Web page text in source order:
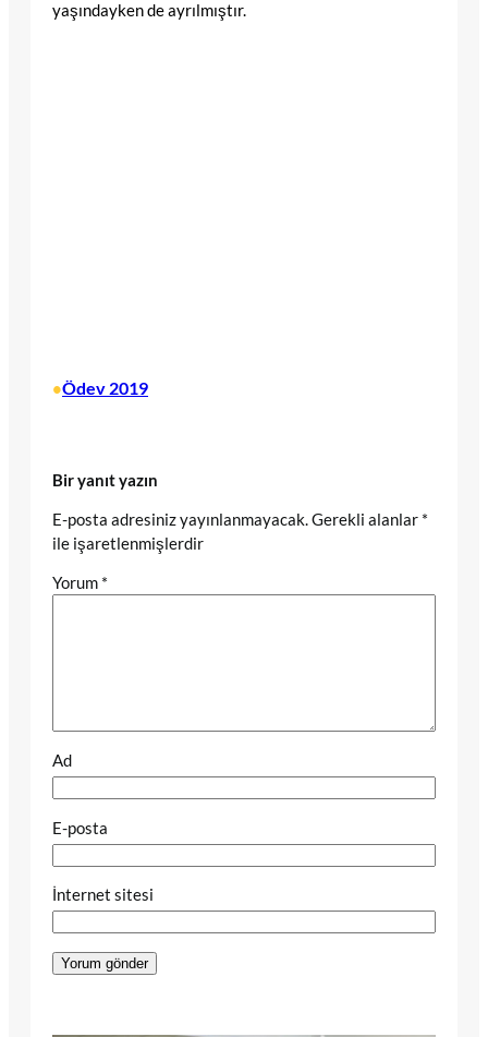
yaşındayken de ayrılmıştır.
•Ödev 2019
Bir yanıt yazın
E-posta adresiniz yayınlanmayacak. Gerekli alanlar *
ile işaretlenmişlerdir
Yorum *
Ad
E-posta
İnternet sitesi